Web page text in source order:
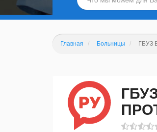
Главная Больницы ГБУЗ